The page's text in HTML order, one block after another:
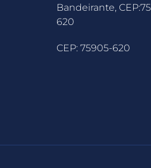
Bandeirante,
620
CEP: 75905-620